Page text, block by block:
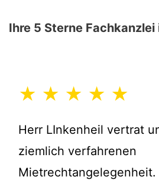
Ihre 5 Sterne Fachkanzlei
★ ★ ★ ★ ★
Herr LInkenheil vertrat
ziemlich verfahrenen
Mietrechtangelegenheit.